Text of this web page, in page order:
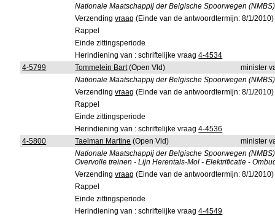
Nationale Maatschappij der Belgische Spoorwegen
Verzendingvraag (Einde van de antwoordtermijn: 8/1/2010)
Rappel
Einde zittingsperiode
Herindiening van : schriftelijke vraag4-4534
4-5799
Tommelein Bart(Open Vld)
minister
Nationale Maatschappij der Belgische Spoorwegen
Verzendingvraag (Einde van de antwoordtermijn: 8/1/2010)
Rappel
Einde zittingsperiode
Herindiening van : schriftelijke vraag4-4536
4-5800
Taelman Martine (Open Vld)
minister
Nationale Maatschappij der Belgische Spoorwegen
Overvolle treinen - Lijn Herentals-Mol - Elektrificatie -
Verzendingvraag (Einde van de antwoordtermijn: 8/1/2010)
Rappel
Einde zittingsperiode
Herindiening van : schriftelijke vraag4-4549